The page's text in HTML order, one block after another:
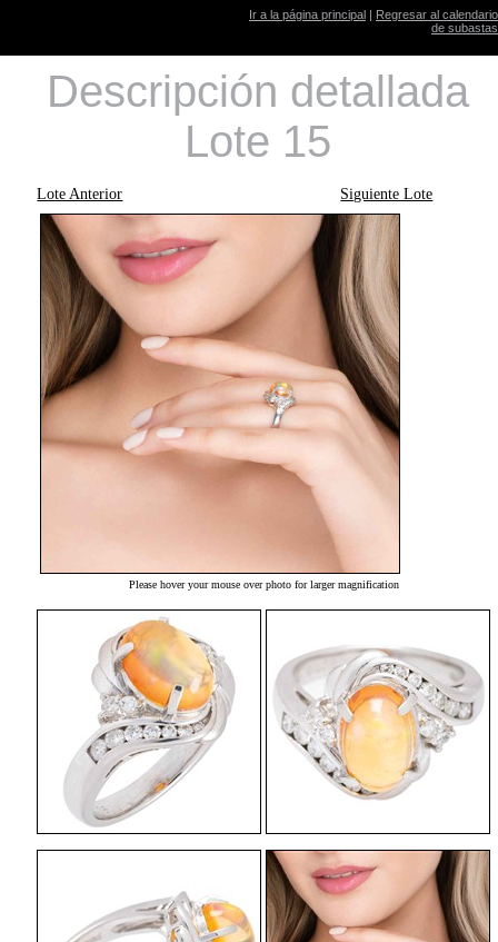
Ir a la página principal | Regresar al calendario
de subastas
Descripción detallada
Lote 15
Lote Anterior Siguiente Lote
Please hover your mouse over photo for larger magnification